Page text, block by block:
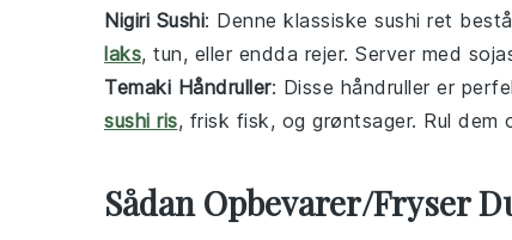
Nigiri Sushi: Denne klassiske sushi ret
laks, tun, eller endda rejer. Server med
Temaki Håndruller: Disse håndruller er
sushi ris, frisk fisk, og grøntsager. Rul dem
Sådan Opbevarer/Fryser